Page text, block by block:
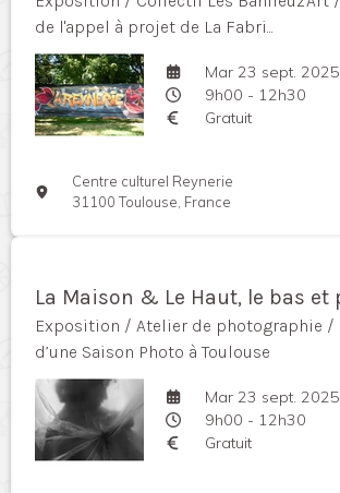
de l'appel à projet de La Fabri...
Mar 23 sept. 2025
9h00 - 12h30
Gratuit
Centre culturel Reynerie
31100 Toulouse, France
La Maison & Le Haut, le bas et
Exposition / Atelier de photographie /
d’une Saison Photo à Toulouse
Mar 23 sept. 2025
9h00 - 12h30
Gratuit